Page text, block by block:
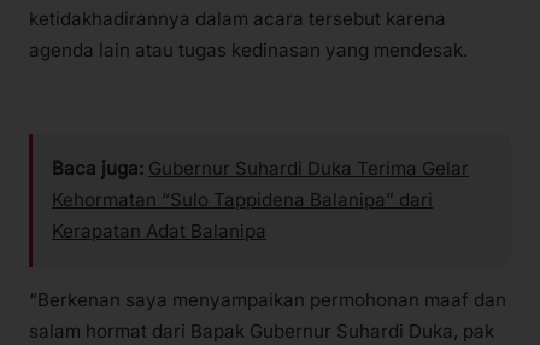
ketidakhadirannya dalam acara tersebut karena
agenda lain atau tugas kedinasan yang mendesak.
Baca juga: Gubernur Suhardi Duka Terima Gelar
Kehormatan “Sulo Tappidena Balanipa” dari
Kerapatan Adat Balanipa
“Berkenan saya menyampaikan permohonan maaf dan
salam hormat dari Bapak Gubernur Suhardi Duka, pak